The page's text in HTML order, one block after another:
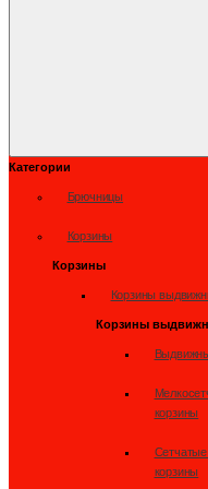
Категории
Брючницы
Корзины
Корзины
Корзины
Корзины
корзины
корзины